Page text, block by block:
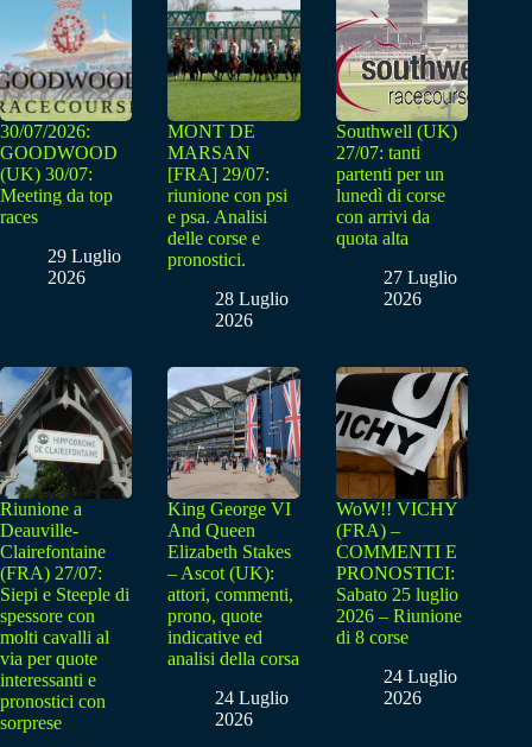
30/07/2026:
GOODWOOD
(UK) 30/07:
Meeting da top
races
29 Luglio
2026
MONT DE
MARSAN
[FRA] 29/07:
riunione con psi
e psa. Analisi
delle corse e
pronostici.
28 Luglio
2026
Southwell (UK)
27/07: tanti
partenti per un
lunedì di corse
con arrivi da
quota alta
27 Luglio
2026
Riunione a
Deauville-
Clairefontaine
(FRA) 27/07:
Siepi e Steeple di
spessore con
molti cavalli al
via per quote
interessanti e
pronostici con
sorprese
King George VI
And Queen
Elizabeth Stakes
– Ascot (UK):
attori, commenti,
prono, quote
indicative ed
analisi della corsa
24 Luglio
2026
WoW!! VICHY
(FRA) –
COMMENTI E
PRONOSTICI:
Sabato 25 luglio
2026 – Riunione
di 8 corse
24 Luglio
2026